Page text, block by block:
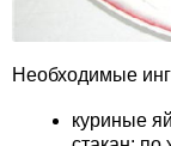
Необходимые
куриные